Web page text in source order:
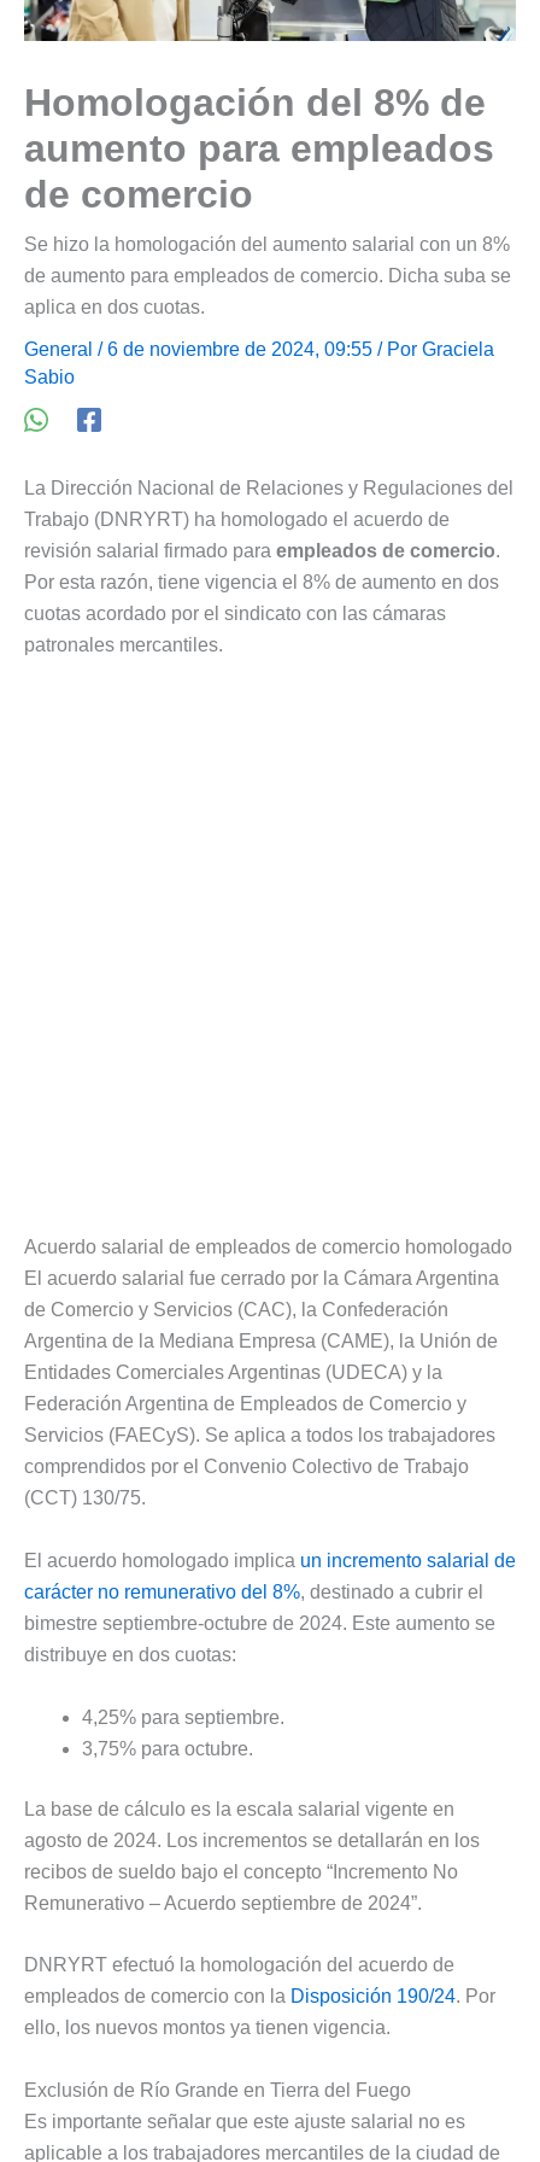
Homologación del 8% de
aumento para empleados
de comercio
Se hizo la homologación del aumento salarial con un 8%
de aumento para empleados de comercio. Dicha suba se
aplica en dos cuotas.
General / 6 de noviembre de 2024, 09:55 / Por Graciela
Sabio
La Dirección Nacional de Relaciones y Regulaciones del
Trabajo (DNRYRT) ha homologado el acuerdo de
revisión salarial firmado para empleados de comercio.
Por esta razón, tiene vigencia el 8% de aumento en dos
cuotas acordado por el sindicato con las cámaras
patronales mercantiles.
Acuerdo salarial de empleados de comercio homologado
El acuerdo salarial fue cerrado por la Cámara Argentina
de Comercio y Servicios (CAC), la Confederación
Argentina de la Mediana Empresa (CAME), la Unión de
Entidades Comerciales Argentinas (UDECA) y la
Federación Argentina de Empleados de Comercio y
Servicios (FAECyS). Se aplica a todos los trabajadores
comprendidos por el Convenio Colectivo de Trabajo
(CCT) 130/75.
El acuerdo homologado implica un incremento salarial de
carácter no remunerativo del 8%, destinado a cubrir el
bimestre septiembre-octubre de 2024. Este aumento se
distribuye en dos cuotas:
4,25% para septiembre.
3,75% para octubre.
La base de cálculo es la escala salarial vigente en
agosto de 2024. Los incrementos se detallarán en los
recibos de sueldo bajo el concepto “Incremento No
Remunerativo – Acuerdo septiembre de 2024”.
DNRYRT efectuó la homologación del acuerdo de
empleados de comercio con la Disposición 190/24. Por
ello, los nuevos montos ya tienen vigencia.
Exclusión de Río Grande en Tierra del Fuego
Es importante señalar que este ajuste salarial no es
aplicable a los trabajadores mercantiles de la ciudad de